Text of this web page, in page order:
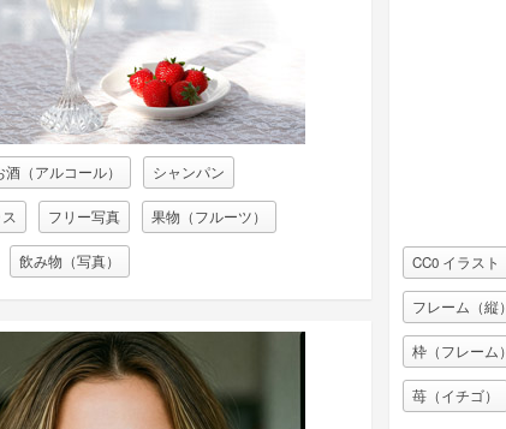
酒（アルコール） シャンパン
フリー写真 果物（フルーツ）
飲み物（写真） CC0 イラスト
フレーム（縦）
枠（フレーム）
苺（イチゴ）